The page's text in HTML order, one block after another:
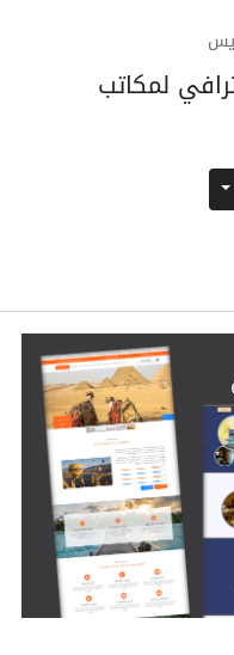
لمكاتب
Toggle Dropdown